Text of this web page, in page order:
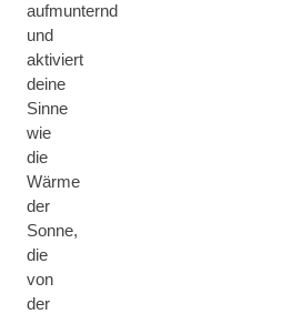
aufmunternd
und
aktiviert
deine
Sinne
wie
die
Wärme
der
Sonne,
die
von
der